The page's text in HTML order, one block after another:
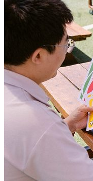
あらゆるビジネス
AppLovin Adsをすべ